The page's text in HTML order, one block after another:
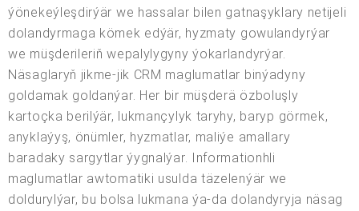
ýönekeýleşdirýär we hassalar bilen gatnaşyklary netijeli
dolandyrmaga kömek edýär, hyzmaty gowulandyrýar
we müşderileriň wepalylygyny ýokarlandyrýar.
Näsaglaryň jikme-jik CRM maglumatlar binýadyny
goldamak goldanýar. Her bir müşderä özboluşly
kartoçka berilýär, lukmançylyk taryhy, baryp görmek,
anyklaýyş, önümler, hyzmatlar, maliýe amallary
baradaky sargytlar ýygnalýar. Informationhli
maglumatlar awtomatiki usulda täzelenýär we
doldurylýar, bu bolsa lukmana ýa-da dolandyryja näsag